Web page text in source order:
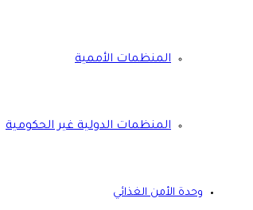
المنظمات الأممية
المنظمات الدولية غير الحكومية
وحدة الأمن الغذائي